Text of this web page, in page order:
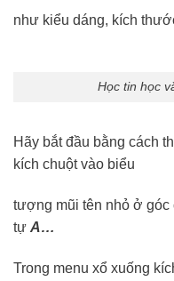
như kiểu dáng, kích
Học tin học
Hãy bắt đầu bằng cách
kích chuột vào biểu
tượng mũi tên nhỏ ở
tự A…
Trong menu xổ xuống